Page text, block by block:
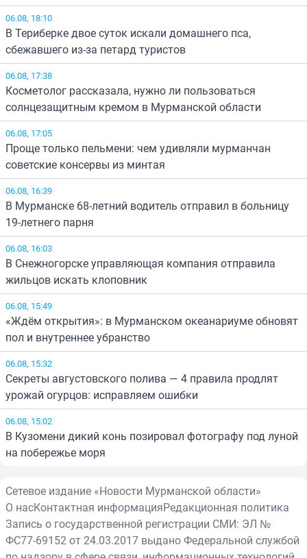
06.08, 18:10
В Териберке двое суток искали домашнего пса,
сбежавшего из-за петард туристов
06.08, 17:38
Косметолог рассказала, нужно ли пользоваться
солнцезащитным кремом в Мурманской области
06.08, 17:05
Проще только пельмени: чем удивляли мурманчан
советские консервы из минтая
06.08, 16:39
В Мурманске 68-летний водитель отправил в больницу
19-летнего парня
06.08, 16:03
В Снежногорске управляющая компания отправила
жильцов искать клоповник
06.08, 15:49
«Ждём открытия»: в Мурманском океанариуме обновят
пол и внутреннее убранство
06.08, 15:32
Секреты августовского полива — 4 правила продлят
урожай огурцов: исправляем ошибки
06.08, 15:02
В Кузомени дикий конь позировал фотографу под луной
на побережье моря
Сетевое издание «Новости Мурманской области»
О насКонтактная информацияРедакционная политика
Запись о государственной регистрации СМИ: ЭЛ №
ФС77-69152 от 24.03.2017 выдано Федеральной службой